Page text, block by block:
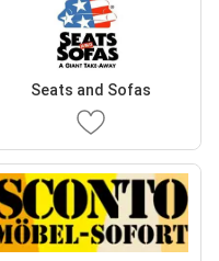
Seats and Sofas